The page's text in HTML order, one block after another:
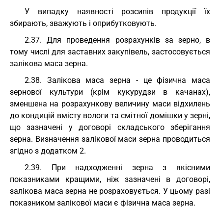
У випадку наявності розсипів продукції їх
збирають, зважують і оприбутковують.
2.37. Для проведення розрахунків за зерно, в
тому числі для заставних закупівель, застосовується
залікова маса зерна.
2.38. Залікова маса зерна - це фізична маса
зернової культури (крім кукурудзи в качанах),
зменшена на розрахункову величину маси відхилень
до кондицій вмісту вологи та смітної домішки у зерні,
що зазначені у договорі складського зберігання
зерна. Визначення залікової маси зерна проводиться
згідно з додатком 2.
2.39. При надходженні зерна з якісними
показниками кращими, ніж зазначені в договорі,
залікова маса зерна не розраховується. У цьому разі
показником залікової маси є фізична маса зерна.